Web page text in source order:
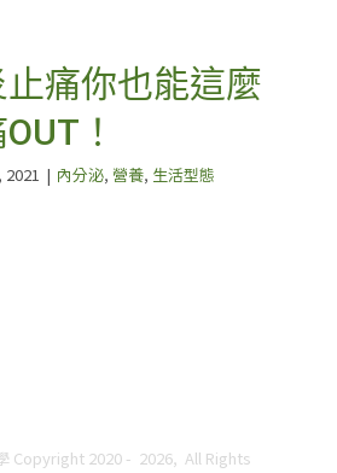
止痛你也能這麼
！
2021 | 內分泌, 營養, 生活型態
Copyright 2020 - 2026, All Rights